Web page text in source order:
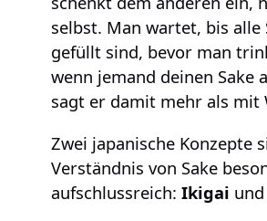
selbst. Man wartet, bis alle
gefüllt sind, bevor man
wenn jemand deinen Sake
sagt er damit mehr als mit
Zwei japanische Konzepte
Verständnis von Sake
aufschlussreich: Ikigai und